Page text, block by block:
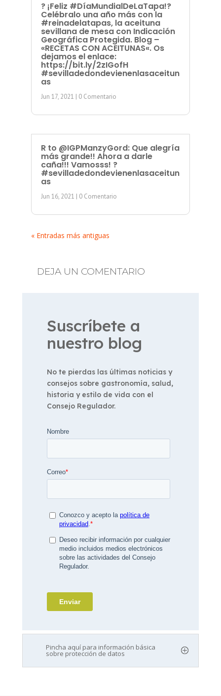
? ¡Feliz #DíaMundialDeLaTapa!?
Celébralo una año más con la
#reinadelatapas, la aceituna
sevillana de mesa con Indicación
Geográfica Protegida. Blog –
«RECETAS CON ACEITUNAS«. Os
dejamos el enlace:
https://bit.ly/2zIGofH
#sevilladedondevienenlasaceitun
as
Jun 17, 2021 | 0 Comentario
R to @IGPManzyGord: Que alegría
más grande!! Ahora a darle
caña!!! Vamosss! ?
#sevilladedondevienenlasaceitun
as
Jun 16, 2021 | 0 Comentario
« Entradas más antiguas
DEJA UN COMENTARIO
Suscríbete a
nuestro blog
No te pierdas las últimas noticias y
consejos sobre gastronomía, salud,
historia y estilo de vida con el
Consejo Regulador.
Pincha aquí para información básica
sobre protección de datos